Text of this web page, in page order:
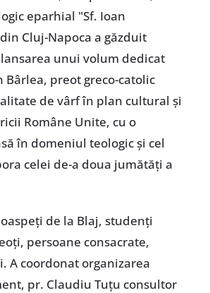
eparhial "Sf. Ioan
Cluj-Napoca a găzduit
unui volum dedicat
Bârlea, preot greco-catolic
de vârf în plan cultural și
Române Unite, cu o
în domeniul teologic și cel
celei de-a doua jumătăți a
de la Blaj, studenți
persoane consacrate,
A coordonat organizarea
pr. Claudiu Tuțu consultor